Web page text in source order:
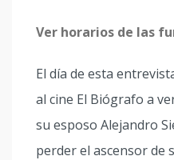
Ver horarios de las
El día de esta
al cine El Biógrafo a
su esposo Alejandro
perder el ascensor de